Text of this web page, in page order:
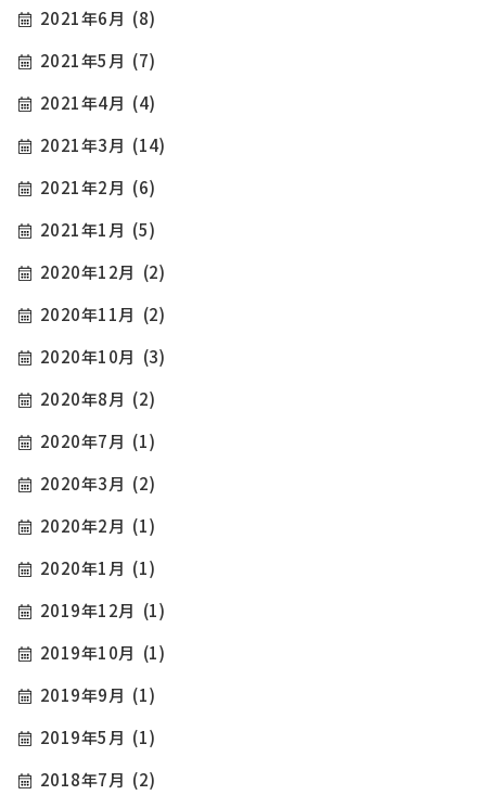
2021年6月 (8)
2021年5月 (7)
2021年4月 (4)
2021年3月 (14)
2021年2月 (6)
2021年1月 (5)
2020年12月 (2)
2020年11月 (2)
2020年10月 (3)
2020年8月 (2)
2020年7月 (1)
2020年3月 (2)
2020年2月 (1)
2020年1月 (1)
2019年12月 (1)
2019年10月 (1)
2019年9月 (1)
2019年5月 (1)
2018年7月 (2)